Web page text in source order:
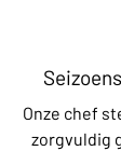
Onze chef
zorgvuldig